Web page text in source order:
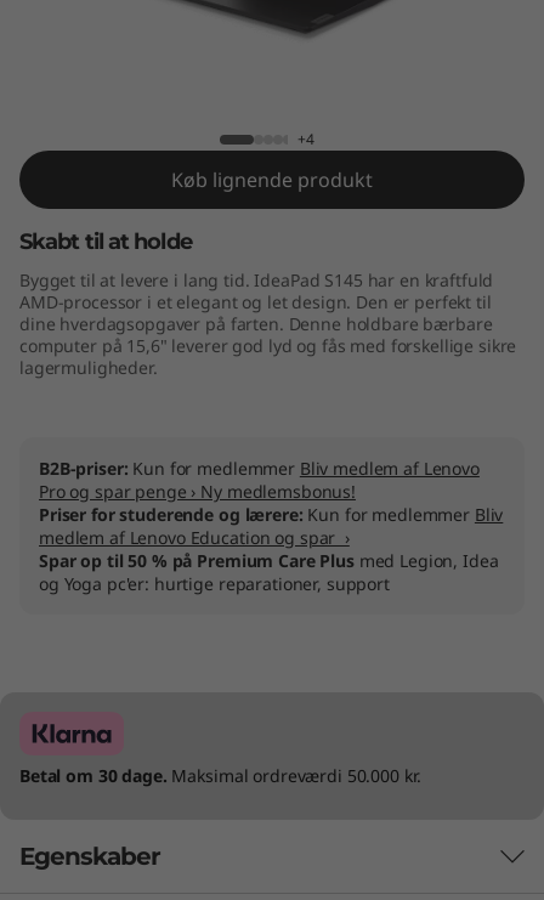
D
+4
Køb lignende produkt
Skabt til at holde
Bygget til at levere i lang tid. IdeaPad S145 har en kraftfuld
AMD-processor i et elegant og let design. Den er perfekt til
dine hverdagsopgaver på farten. Denne holdbare bærbare
computer på 15,6" leverer god lyd og fås med forskellige sikre
lagermuligheder.
B2B-priser: Kun for medlemmer Bliv medlem af Lenovo
Pro og spar penge › Ny medlemsbonus!
Priser for studerende og lærere: Kun for medlemmer Bliv
medlem af Lenovo Education og spar ›
Spar op til 50 % på Premium Care Plusmed Legion, Idea
og Yoga pc'er: hurtige reparationer, support
Betal om 30 dage. Maksimal ordreværdi 50.000 kr.
Egenskaber